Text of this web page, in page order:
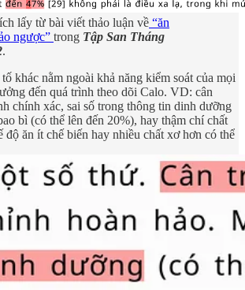
lấy từ bài viết thảo luận về “ăn
ngược” trong Tập San Tháng
.
khác nằm ngoài khả năng kiểm soát của mọi
đến quá trình theo dõi Calo. VD: cân
chính xác, sai số trong thông tin dinh dưỡng
bì (có thể lên đến 20%), hay thậm chí chất
độ ăn ít chế biến hay nhiều chất xơ hơn có thể